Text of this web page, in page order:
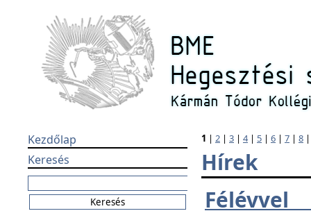
Kezdőlap
Keresés
1 | 2 | 3 | 4| 5 | 6 | 7 | 8
Hírek